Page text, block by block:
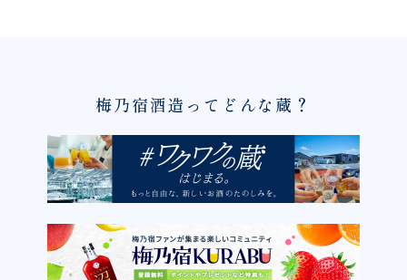
梅乃宿酒造ってどんな蔵？